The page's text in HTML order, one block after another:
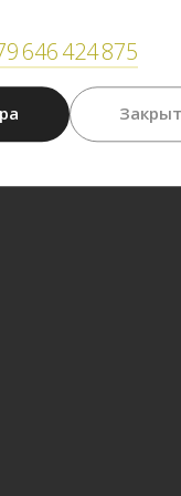
646 424 875